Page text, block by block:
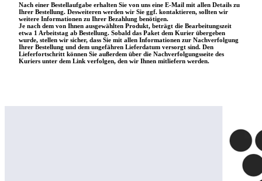
Nach einer Bestellaufgabe erhalten Sie von uns eine E-Mail mit allen Details zu
Ihrer Bestellung. Desweiteren werden wir Sie ggf. kontaktieren, sollten wir
weitere Informationen zu Ihrer Bezahlung benötigen.
Je nach dem von Ihnen ausgewählten Produkt, beträgt die Bearbeitungszeit
etwa 1 Arbeitstag ab Bestellung. Sobald das Paket dem Kurier übergeben
wurde, stellen wir sicher, dass Sie mit allen Informationen zur Nachverfolgung
Ihrer Bestellung und dem ungefähren Lieferdatum versorgt sind. Den
Lieferfortschritt können Sie außerdem über die Nachverfolgungsseite des
Kuriers unter dem Link verfolgen, den wir Ihnen mitliefern werden.